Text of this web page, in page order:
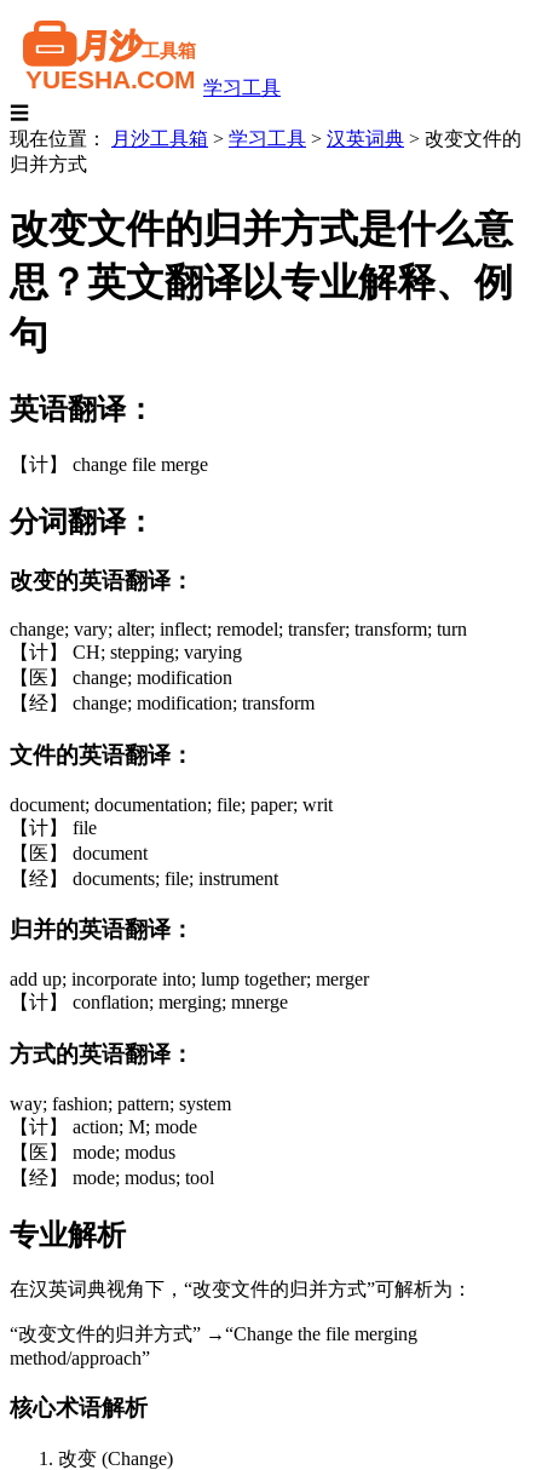
学习工具
☰
现在位置：
月沙工具箱 > 学习工具 > 汉英词典 > 改变文件的
归并方式
改变文件的归并方式是什么意
思？英文翻译以专业解释、例
句
英语翻译：
【计】 change file merge
分词翻译：
改变的英语翻译：
change; vary; alter; inflect; remodel; transfer; transform; turn
【计】 CH; stepping; varying
【医】 change; modification
【经】 change; modification; transform
文件的英语翻译：
document; documentation; file; paper; writ
【计】 file
【医】 document
【经】 documents; file; instrument
归并的英语翻译：
add up; incorporate into; lump together; merger
【计】 conflation; merging; mnerge
方式的英语翻译：
way; fashion; pattern; system
【计】 action; M; mode
【医】 mode; modus
【经】 mode; modus; tool
专业解析
在汉英词典视角下，“改变文件的归并方式”可解析为：
“改变文件的归并方式” →“Change the file merging
method/approach”
核心术语解析
改变 (Change)